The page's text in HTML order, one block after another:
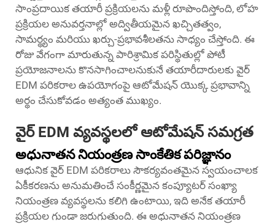
సాంప్రదాయిక తయారీ ప్రక్రియలను మళ్లీ రూపొందిస్తోంది, లోహ
ప్రక్రియల అనువర్తనాల్లో అద్వితీయమైన ఖచ్చితత్వం,
సామర్థ్యం మరియు ఖర్చు-ప్రభావశీలతను సాధ్యం చేస్తోంది. ఈ
రోజు వేగంగా మారుతున్న పారిశ్రామిక పరిస్థితుల్లో పోటీ
ప్రయోజనాలను కొనసాగించాలనుకునే తయారీదారులకు వైర్
EDM పరికరాల ఉపయోగంపై ఆటోమేషన్ యొక్క ప్రభావాన్ని
అర్థం చేసుకోవడం అత్యంత ముఖ్యం.
వైర్ EDM వ్యవస్థలలో ఆటోమేషన్ సమగ్రత
అధునాతన నియంత్రణ సాంకేతిక పరిజ్ఞానం
ఆధునిక వైర్ EDM పరికరాలు సౌకర్యవంతమైన స్వయంచాలక
ఏకీకరణను అనుమతించే సంకీర్ణమైన కంప్యూటర్ సంఖ్యా
నియంత్రణ వ్యవస్థలను కలిగి ఉంటాయి, ఇది అనేక తయారీ
ప్రక్రియల గుండా జరుగుతుంది. ఈ అధునాతన నియంత్రణ